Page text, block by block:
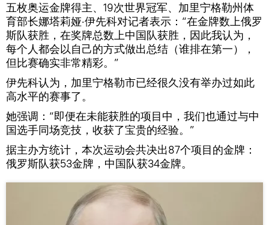
五枚奥运金牌得主、19次世界冠军、加里宁格勒州体
育部长娜塔莉娅·伊先科对记者表示：“在金牌数上俄罗
斯队获胜，在奖牌总数上中国队获胜，因此我认为，
每个人都会以自己的方式做出总结（谁排在第一），
但比赛确实非常精彩。”
伊先科认为，加里宁格勒市已经很久没有举办过如此
高水平的赛事了。
她强调：“即便在未能获胜的项目中，我们也通过与中
国选手同场竞技，收获了宝贵的经验。”
据主办方统计，本次运动会共决出87个项目的金牌：
俄罗斯队获53金牌，中国队获34金牌。